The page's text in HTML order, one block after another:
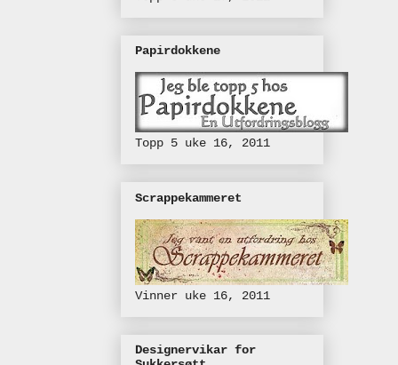
Papirdokkene
Topp 5 uke 16, 2011
Scrappekammeret
Vinner uke 16, 2011
Designervikar for